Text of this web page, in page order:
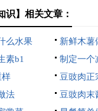
识】相关文章：
么水果
新鲜木薯
素b1
制定一个
样
豆豉肉正
法
豆豉肉末